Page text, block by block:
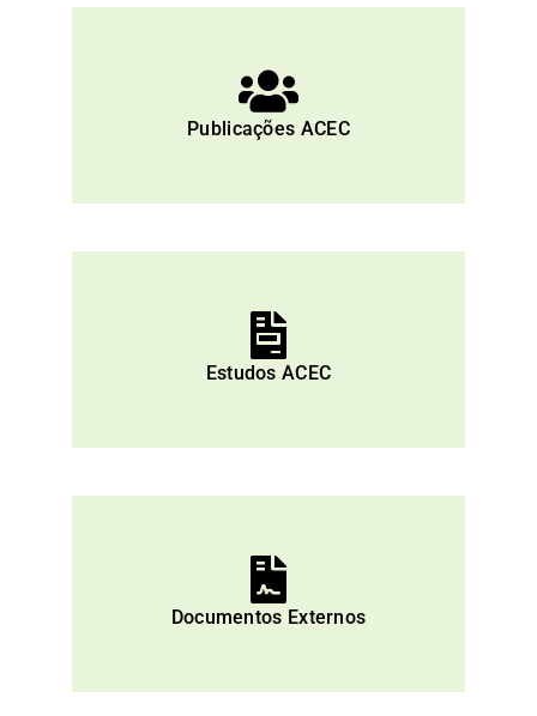
Publicações ACEC
Estudos ACEC
Documentos Externos